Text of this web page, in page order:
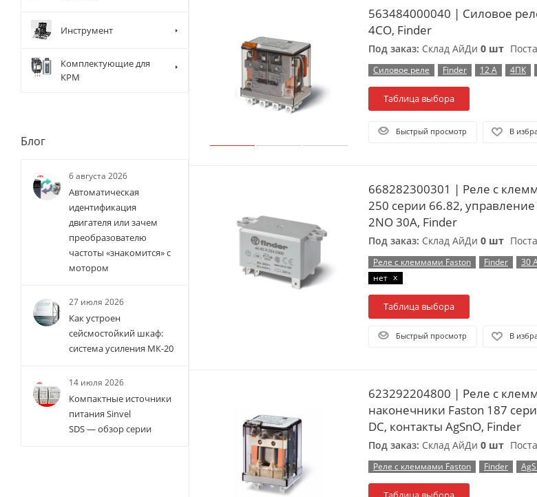
563484000040 | Силовое
4CO, Finder
Под заказ: Склад АйДи 0 шт
Силовое реле Finder 12 А 4ПК
Таблица выбора
Быстрый просмотр В
668282300301 | Реле с
250 серии 66.82, управление
2NO 30А, Finder
Под заказ: Склад АйДи 0 шт
Реле с клеммами Faston Finder 30
нет x
Таблица выбора
Быстрый просмотр В
623292204800 | Реле с
наконечники Faston 187
DC, контакты AgSnO, Finder
Под заказ: Склад АйДи 0 шт
Реле с клеммами Faston Finder
Инструмент
Комплектующие для
КРМ
Блог
6 августа 2026
Автоматическая
идентификация
двигателя или зачем
преобразователю
частоты «знакомится» с
мотором
27 июля 2026
Как устроен
сейсмостойкий шкаф:
система усиления МК-20
14 июля 2026
Компактные источники
питания Sinvel
SDS — обзор серии